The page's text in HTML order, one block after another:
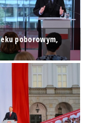
poborowym,